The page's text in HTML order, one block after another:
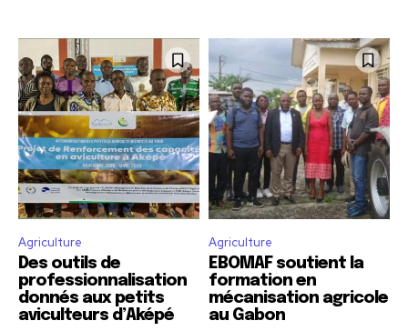
Agriculture
Des outils de
professionnalisation
donnés aux petits
aviculteurs d’Aképé
Agriculture
EBOMAF soutient la
formation en
mécanisation agricole
au Gabon